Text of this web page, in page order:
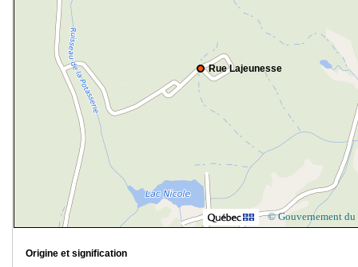
Rue Lajeunesse
© Gouvernement du
Origine et signification